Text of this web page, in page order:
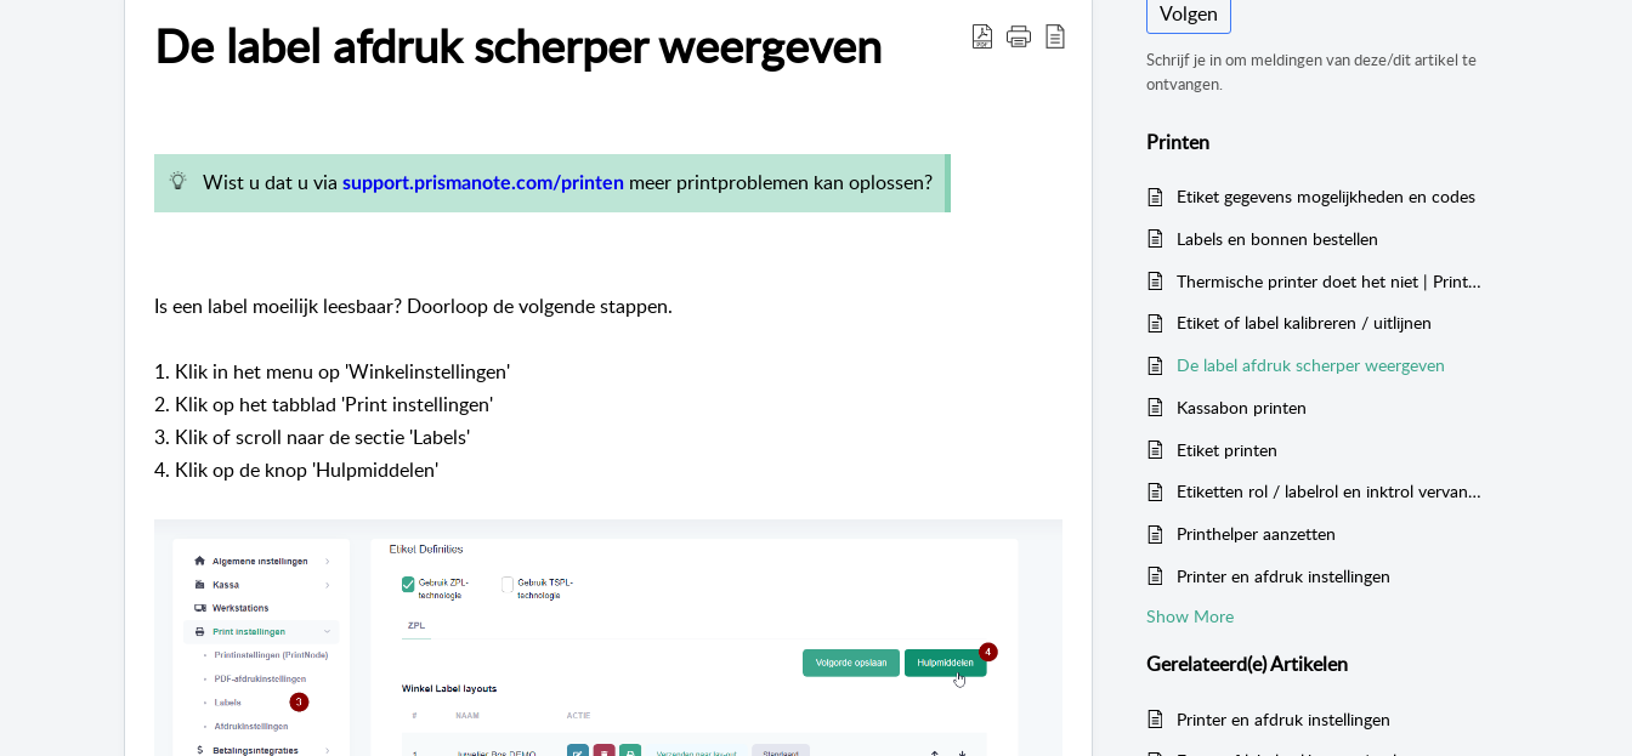
De label afdruk scherper weergeven
Wist u dat u via support.prismanote.com/printen meer printproblemen kan oplossen?
Is een label moeilijk leesbaar? Doorloop de volgende stappen.
1. Klik in het menu op 'Winkelinstellingen'
2. Klik op het tabblad 'Print instellingen'
3. Klik of scroll naar de sectie 'Labels'
4. Klik op de knop 'Hulpmiddelen'
Volgen
Schrijf je in om meldingen van deze/dit artikel te
ontvangen.
Printen
Etiket gegevens mogelijkheden en codes
Labels en bonnen bestellen
Thermische printer doet het niet | Print problemen en oplossingen
Etiket of label kalibreren / uitlijnen
De label afdruk scherper weergeven
Kassabon printen
Etiket printen
Etiketten rol / labelrol en inktrol vervangen
Printhelper aanzetten
Printer en afdruk instellingen
Show More
Gerelateerd(e)Artikelen
Printer en afdruk instellingen